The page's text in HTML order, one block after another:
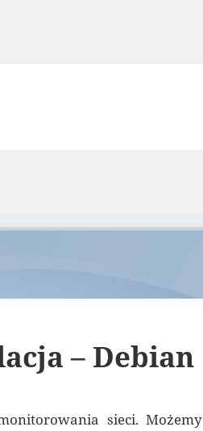
– Debian
sieci. Możemy